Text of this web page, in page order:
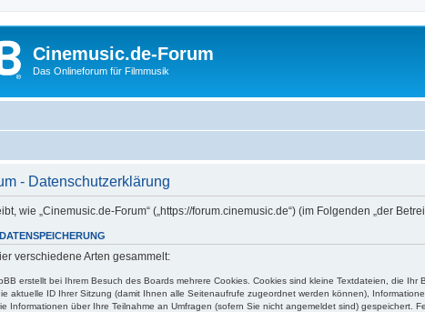
Cinemusic.de-Forum
Das Onlineforum für Filmmusik
- Datenschutzerklärung
wie „Cinemusic.de-Forum“ („https://forum.cinemusic.de“) (im Folgenden „der
verschiedene Arten gesammelt:
erstellt bei Ihrem Besuch des Boards mehrere Cookies. Cookies sind kleine Textdateien, die
aktuelle ID Ihrer Sitzung (damit Ihnen alle Seitenaufrufe zugeordnet werden können),
Informationen über Ihre Teilnahme an Umfragen (sofern Sie nicht angemeldet sind)